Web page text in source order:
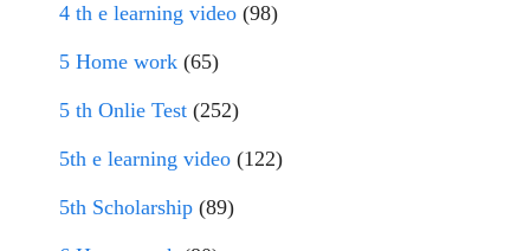
4 th e learning video (98)
5 Home work (65)
5 th Onlie Test (252)
5th e learning video (122)
5th Scholarship (89)